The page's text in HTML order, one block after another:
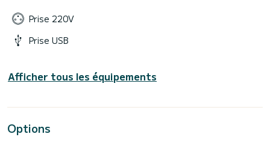
Prise 220V
Prise USB
Afficher tous les équipements
Options